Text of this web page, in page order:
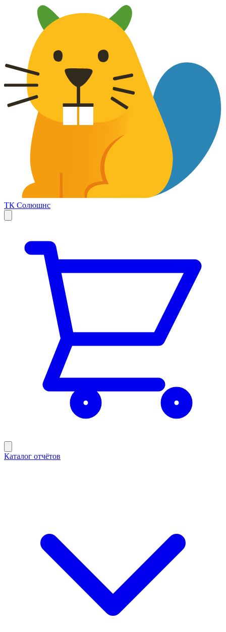
ТК Солюшнс
Каталог отчётов